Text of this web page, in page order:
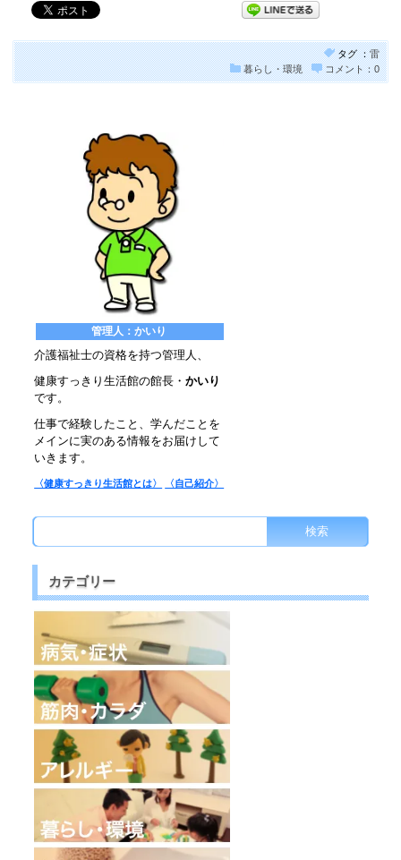
タグ ：雷
暮らし・環境
コメント：0
管理人：かいり
介護福祉士の資格を持つ管理人、
健康すっきり生活館の館長・かいり
です。
仕事で経験したこと、学んだことを
メインに実のある情報をお届けして
いきます。
〈健康すっきり生活館とは〉 〈自己紹介〉
カテゴリー